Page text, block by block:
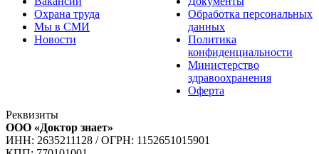
Охрана труда
Мы в СМИ
Новости
Обработка персональных
данных
Политика
конфиденциальности
Министерство
здравоохранения
Оферта
Реквизиты
ООО «Доктор знает»
ИНН: 2635211128 /ОГРН: 1152651015901